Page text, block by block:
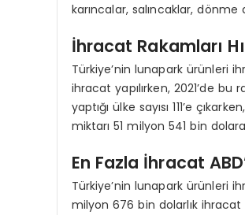
karıncalar, salıncaklar,
İhracat Rakamları
Türkiye’nin lunapark ürünleri
ihracat yapılırken, 2021’de
yaptığı ülke sayısı 111’e
miktarı 51 milyon 541 bin
En Fazla İhracat
Türkiye’nin lunapark ürünleri
milyon 676 bin dolarlık ihracat